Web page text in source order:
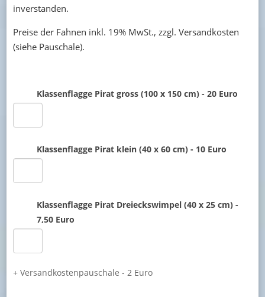
inverstanden.
Preise der Fahnen inkl. 19% MwSt., zzgl. Versandkosten
(siehe Pauschale).
Klassenflagge
Klassenflagge Pirat gross (100 x 150 cm) - 20 Euro
Klassenflagge Pirat klein (40 x 60 cm) - 10 Euro
Klassenflagge Pirat Dreieckswimpel (40 x 25 cm) -
7,50 Euro
+ Versandkostenpauschale - 2 Euro